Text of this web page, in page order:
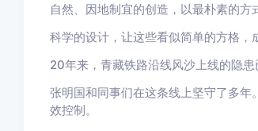
自然、因地制宜的创造，以最朴素的方
科学的设计，让这些看似简单的方格，
20年来，青藏铁路沿线风沙上线的隐患
张明国和同事们在这条线上坚守了多
效控制。